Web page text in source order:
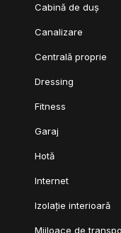
Cabină de duș
Canalizare
Centrală proprie
Dressing
Fitness
Garaj
Hotă
Internet
Izolație interioară
Mijloace de